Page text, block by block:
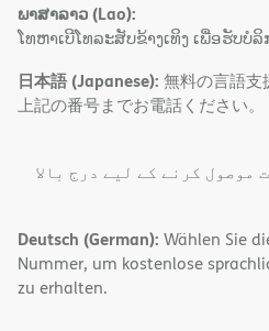
ພາສາລາວ (Lao):
ໂທຫາເບີໂທລະສັບຂ້າງເທິງ ເພື່ອຮັບບໍ
日本語 (Japanese): 無料の言語支
上記の番号までお電話ください。
موصول کرنے کے لیے درج بالا
Deutsch (German): Wählen Sie
Nummer, um kostenlose
zu erhalten.